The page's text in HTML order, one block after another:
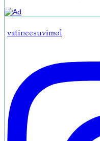
vatineesuvimol